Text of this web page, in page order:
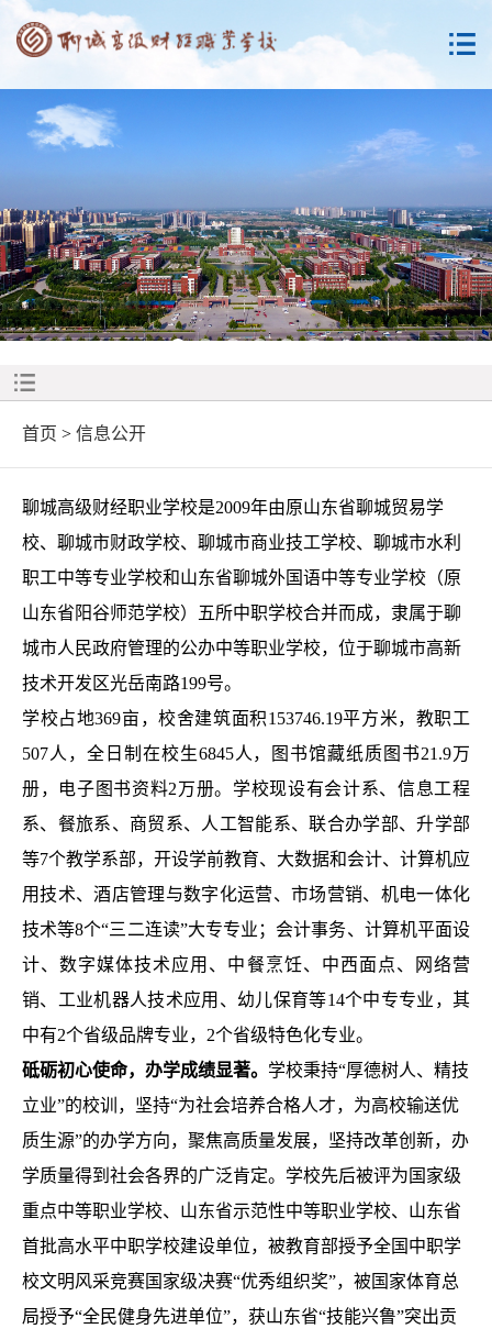
首页 > 信息公开
聊城高级财经职业学校是2009年由原山东省聊城贸易学
校、聊城市财政学校、聊城市商业技工学校、聊城市水利
职工中等专业学校和山东省聊城外国语中等专业学校（原
山东省阳谷师范学校）五所中职学校合并而成，隶属于聊
城市人民政府管理的公办中等职业学校，位于聊城市高新
技术开发区光岳南路199号。
学校占地369亩，校舍建筑面积153746.19平方米，教职工
507人，全日制在校生6845人，图书馆藏纸质图书21.9万
册，电子图书资料2万册。学校现设有会计系、信息工程
系、餐旅系、商贸系、人工智能系、联合办学部、升学部
等7个教学系部，开设学前教育、大数据和会计、计算机应
用技术、酒店管理与数字化运营、市场营销、机电一体化
技术等8个“三二连读”大专专业；会计事务、计算机平面设
计、数字媒体技术应用、中餐烹饪、中西面点、网络营
销、工业机器人技术应用、幼儿保育等14个中专专业，其
中有2个省级品牌专业，2个省级特色化专业。
砥砺初心使命，办学成绩显著。 学校秉持“厚德树人、精技
立业”的校训，坚持“为社会培养合格人才，为高校输送优
质生源”的办学方向，聚焦高质量发展，坚持改革创新，办
学质量得到社会各界的广泛肯定。学校先后被评为国家级
重点中等职业学校、山东省示范性中等职业学校、山东省
首批高水平中职学校建设单位，被教育部授予全国中职学
校文明风采竞赛国家级决赛“优秀组织奖”，被国家体育总
局授予“全民健身先进单位”，获山东省“技能兴鲁”突出贡